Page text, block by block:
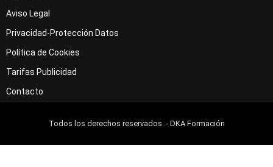
Aviso Legal
Privacidad-Protección Datos
Política de Cookies
Tarifas Publicidad
Contacto
Todos los derechos reservados .- DKA Formación